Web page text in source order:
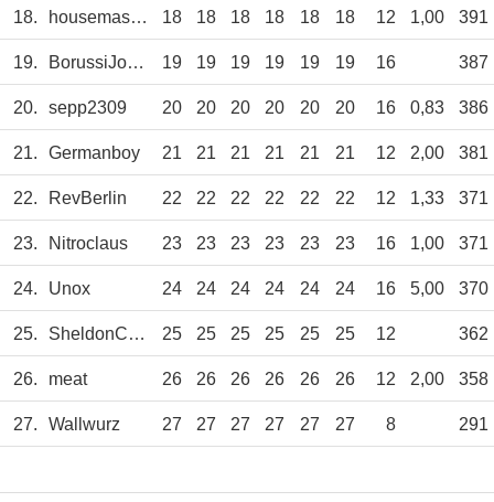
18. housemaster 18 18 18 18 18 18 12 1,00 391
19. BorussiJoerg 19 19 19 19 19 19 16 387
20. sepp2309 20 20 20 20 20 20 16 0,83 386
21. Germanboy 21 21 21 21 21 21 12 2,00 381
22. RevBerlin 22 22 22 22 22 22 12 1,33 371
23. Nitroclaus 23 23 23 23 23 23 16 1,00 371
24. Unox 24 24 24 24 24 24 16 5,00 370
25. SheldonCooper 25 25 25 25 25 25 12 362
26. meat 26 26 26 26 26 26 12 2,00 358
27. Wallwurz 27 27 27 27 27 27 8 291